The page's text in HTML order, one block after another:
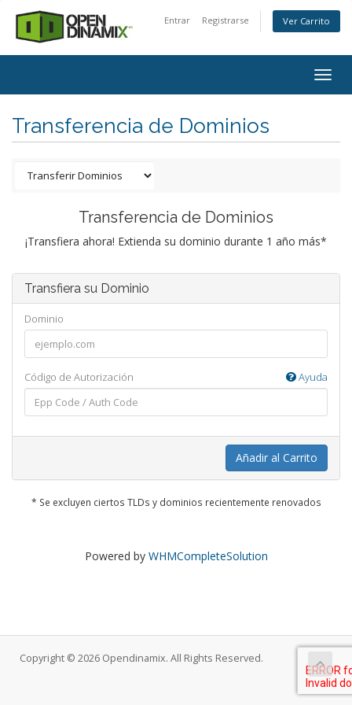
Entrar Registrarse Ver Carrito
Transferencia de Dominios
Transferencia de Dominios
¡Transfiera ahora! Extienda su dominio durante 1 año más*
Transfiera su Dominio
Dominio
Código de Autorización Ayuda
Añadir al Carrito
* Se excluyen ciertos TLDs y dominios recientemente renovados
Powered by WHMCompleteSolution
Copyright © 2026 Opendinamix. All Rights Reserved.